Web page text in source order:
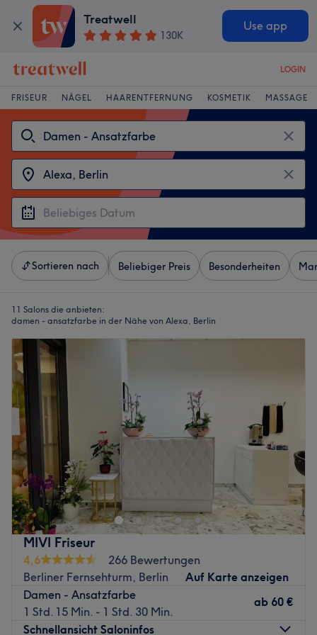
Treatwell
130K
Use app
LOGIN
FRISEUR NÄGEL HAARENTFERNUNG KOSMETIK MASSAGE
Sortieren nach Beliebiger Preis Besonderheiten
11 Salons die anbieten:
damen - ansatzfarbe in der Nähe von Alexa, Berlin
MIVI Friseur
4,6
266 Bewertungen
Berliner Fernsehturm, Berlin
Auf Karte anzeigen
Damen - Ansatzfarbe
1 Std. 15 Min. - 1 Std. 30 Min.
ab 60 €
Schnellansicht Saloninfos